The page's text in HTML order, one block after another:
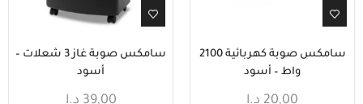
سامكس صوبة كهربائية 2100
واط – أسود
20,00 د.ا
سامكس صوبة غاز 3 شعلات –
أسود
39,00 د.ا